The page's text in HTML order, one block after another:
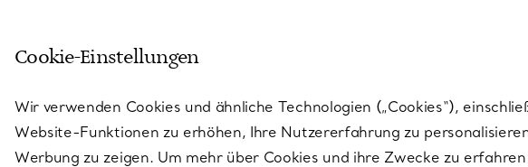
Cookie-Einstellungen
Wir verwenden Cookies und ähnliche Technologien („Cookies“),
Website-Funktionen zu erhöhen, Ihre Nutzererfahrung zu
Werbung zu zeigen. Um mehr über Cookies und ihre Zwecke zu